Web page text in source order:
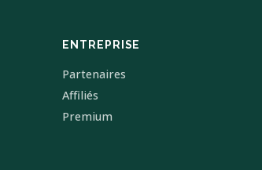
ENTREPRISE
Partenaires
Affiliés
Premium